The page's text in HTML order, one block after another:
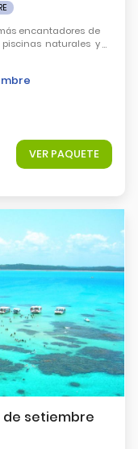
encantadores de
naturales y
VER PAQUETE
de setiembre